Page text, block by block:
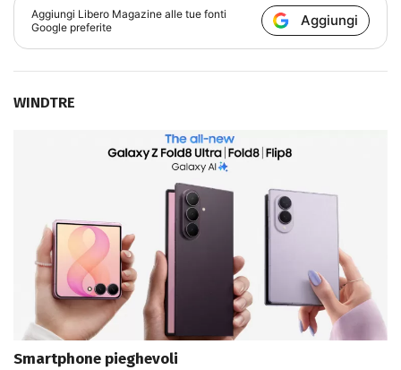
Aggiungi Libero Magazine alle tue fonti
Google preferite
Aggiungi
WINDTRE
Smartphone pieghevoli